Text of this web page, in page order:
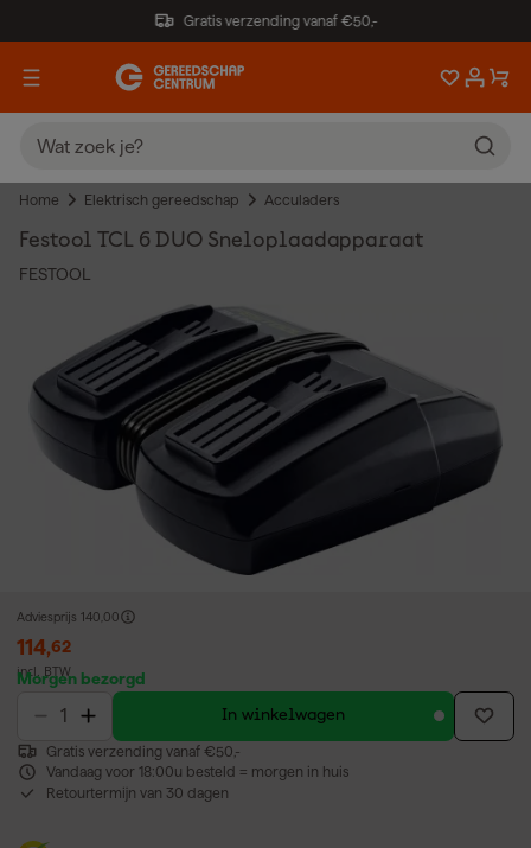
Gratis verzending vanaf €50,-
Home Elektrisch gereedschap Acculaders
Festool TCL 6 DUO Sneloplaadapparaat
FESTOOL
Adviesprijs 140,00
114,62
incl. BTW
Morgen bezorgd
In winkelwagen
Gratis verzending vanaf €50,-
Vandaag voor 18:00u besteld = morgen in huis
Retourtermijn van 30 dagen